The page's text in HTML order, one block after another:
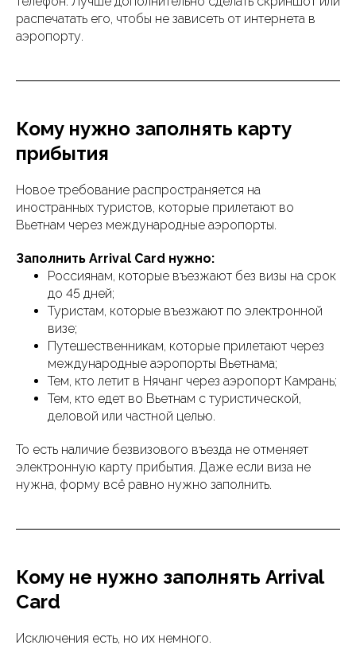
распечатать его, чтобы не зависеть от интернета в
аэропорту.
Кому нужно заполнять карту
прибытия
Новое требование распространяется на
иностранных туристов, которые прилетают во
Вьетнам через международные аэропорты.
Заполнить Arrival Card нужно:
Россиянам, которые въезжают без визы на срок
до 45 дней;
Туристам, которые въезжают по электронной
визе;
Путешественникам, которые прилетают через
международные аэропорты Вьетнама;
Тем, кто летит в Нячанг через аэропорт Камрань;
Тем, кто едет во Вьетнам с туристической,
деловой или частной целью.
То есть наличие безвизового въезда не отменяет
электронную карту прибытия. Даже если виза не
нужна, форму всё равно нужно заполнить.
Кому не нужно заполнять Arrival
Card
Исключения есть, но их немного.